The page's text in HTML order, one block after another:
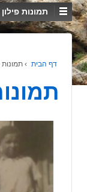
תמונות
דף הבית › תמונות